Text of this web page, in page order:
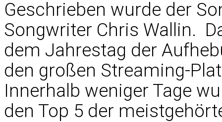
Geschrieben wurde der
Songwriter Chris Wallin.
dem Jahrestag der
den großen Streaming-
Innerhalb weniger Tage
den Top 5 der